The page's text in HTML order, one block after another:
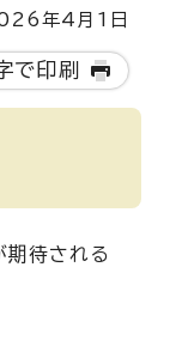
年4月1日
で印刷
期待される